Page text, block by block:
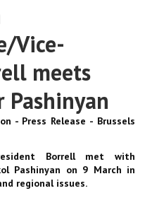
Vice-
meets
- Press Release - Brussels
Borrell met with
Pashinyan on 9 March in
regional issues.